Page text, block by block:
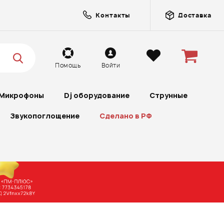
Контакты Доставка
Помощь Войти
Dj оборудование Струнные
Звукопоглощение Сделано в РФ